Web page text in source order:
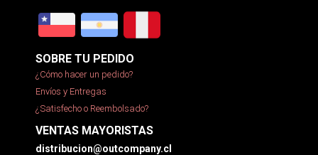
SOBRE TU PEDIDO
¿Cómo hacer un pedido?
Envíos y Entregas
¿Satisfecho o Reembolsado?
VENTAS MAYORISTAS
distribucion@outcompany.cl